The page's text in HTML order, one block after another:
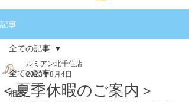
記事
全ての記事
相談
全ての記事
＜夏季休暇のご案内＞
ルミアン北千住店
2023年8月4日